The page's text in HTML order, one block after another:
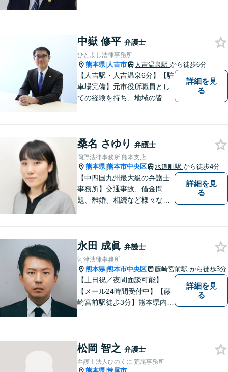
中嶽 修平 弁護士
ひとよし法律事務所
熊本県|人吉市 人吉温泉駅 から徒歩6分
【人吉駅・人吉温泉6分】【駐
車場完備】元市役所職員とし
ての経験を持ち、地域の皆さ
懇切丁寧に対応し、解決を目
指します【LINE対応】
詳細を見
る
桑名 さゆり 弁護士
岡野法律事務所 熊本支店
熊本県|熊本市中央区 水道町駅 から徒歩4分
【中四国九州最大級の弁護士
事務所】交通事故、借金問
題、離婚、相続など様々な問
い！
詳細を見
る
永田 成眞 弁護士
河津法律事務所
熊本県|熊本市中央区 藤崎宮前駅 から徒歩3分
【土日祝／夜間面談可能】
【メール24時間受付中】【藤
崎宮前駅徒歩3分】熊本県内及
の方の契約関係トラブルまで
幅広くご相談いただいており
ます。お気軽にご相談くださ
詳細を見
る
松岡 智之 弁護士
弁護士法人ひのくに 荒尾事務所